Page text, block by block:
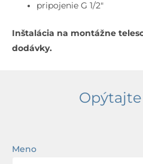
pripojenie G 1/2″
Inštalácia na montážne
dodávky.
Opýtajte
Meno